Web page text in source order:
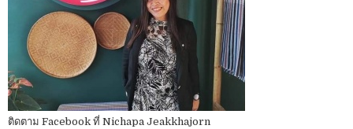
ติดตาม Facebook ที่ Nichapa Jeakkhajorn